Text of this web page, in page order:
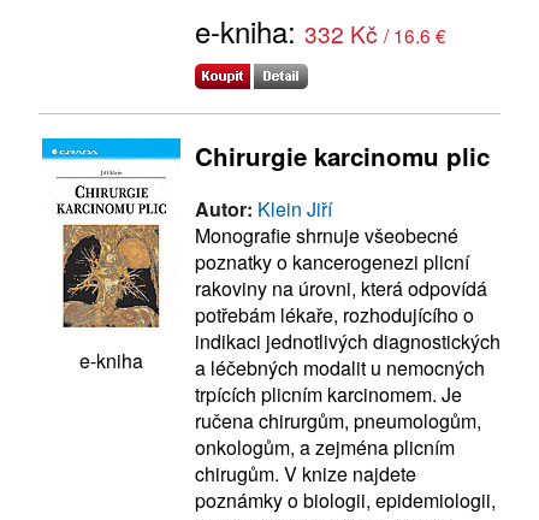
e-kniha: 332 Kč / 16.6 €
e-kniha
Chirurgie karcinomu plic
Autor: Klein Jiří
Monografie shrnuje všeobecné
poznatky o kancerogenezi plicní
rakoviny na úrovni, která odpovídá
potřebám lékaře, rozhodujícího o
indikaci jednotlivých diagnostických
a léčebných modalit u nemocných
trpících plicním karcinomem. Je
ručena chirurgům, pneumologům,
onkologům, a zejména plicním
chirugům. V knize najdete
poznámky o biologii, epidemiologii,